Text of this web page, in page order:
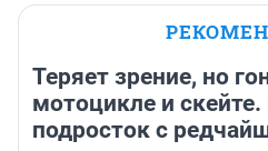
Теряет зрение, но
мотоцикле и
подросток с